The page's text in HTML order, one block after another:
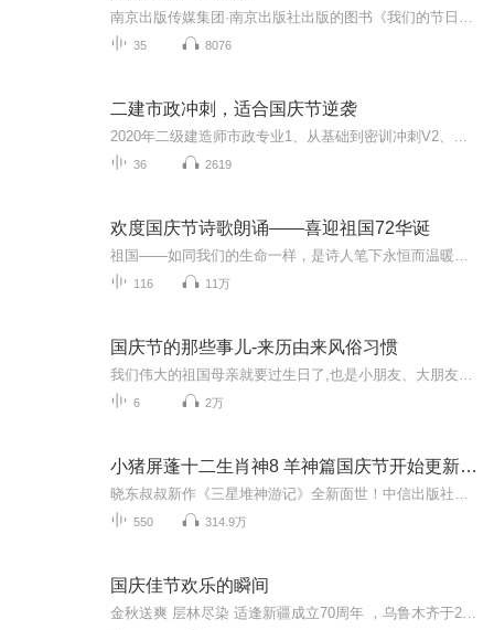
35 8076
二建市政冲刺，适合国庆节逆袭
36 2619
欢度国庆节诗歌朗诵——喜迎祖国72华诞
116 11万
国庆节的那些事儿-来历由来风俗习惯
6 2万
小猪屏蓬十二生肖神8 羊神篇国庆节开始更新啦！
550 314.9万
国庆佳节欢乐的瞬间